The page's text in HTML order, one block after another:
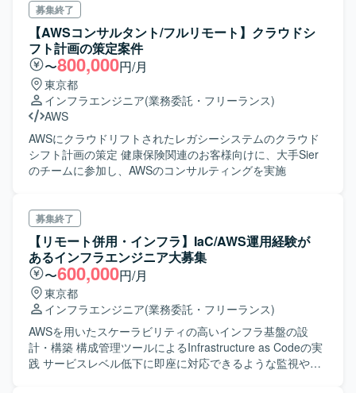
ッチ選定、パッチ適用、証明書更新） ・問題管理（ワーク
アラウンド、恒久対策） ・これらを実行するL2メンバーの
フォローアップおよび実行
募集終了
【AWSコンサルタント/フルリモート】クラウドシ
フト計画の策定案件
〜800,000円/月
東京都
インフラエンジニア(業務委託・フリーランス)
AWS
AWSにクラウドリフトされたレガシーシステムのクラウド
シフト計画の策定 健康保険関連のお客様向けに、大手Sier
のチームに参加し、AWSのコンサルティングを実施
募集終了
【リモート併用・インフラ】IaC/AWS運用経験が
あるインフラエンジニア大募集
〜600,000円/月
東京都
インフラエンジニア(業務委託・フリーランス)
AWSを用いたスケーラビリティの高いインフラ基盤の設
計・構築 構成管理ツールによるInfrastructure as Codeの実
践 サービスレベル低下に即座に対応できるような監視やダ